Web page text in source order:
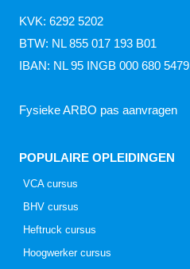
KVK: 6292 5202
BTW: NL 855 017 193 B01
IBAN: NL 95 INGB 000 680 5479
Fysieke ARBO pas aanvragen
POPULAIRE OPLEIDINGEN
VCA cursus
BHV cursus
Heftruck cursus
Hoogwerker cursus